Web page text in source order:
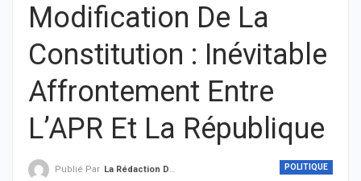
Modification De La
Constitution : Inévitable
Affrontement Entre
L’APR Et La République
POLITIQUE
Publié Par La Rédaction De THIEYSENEGAL.com